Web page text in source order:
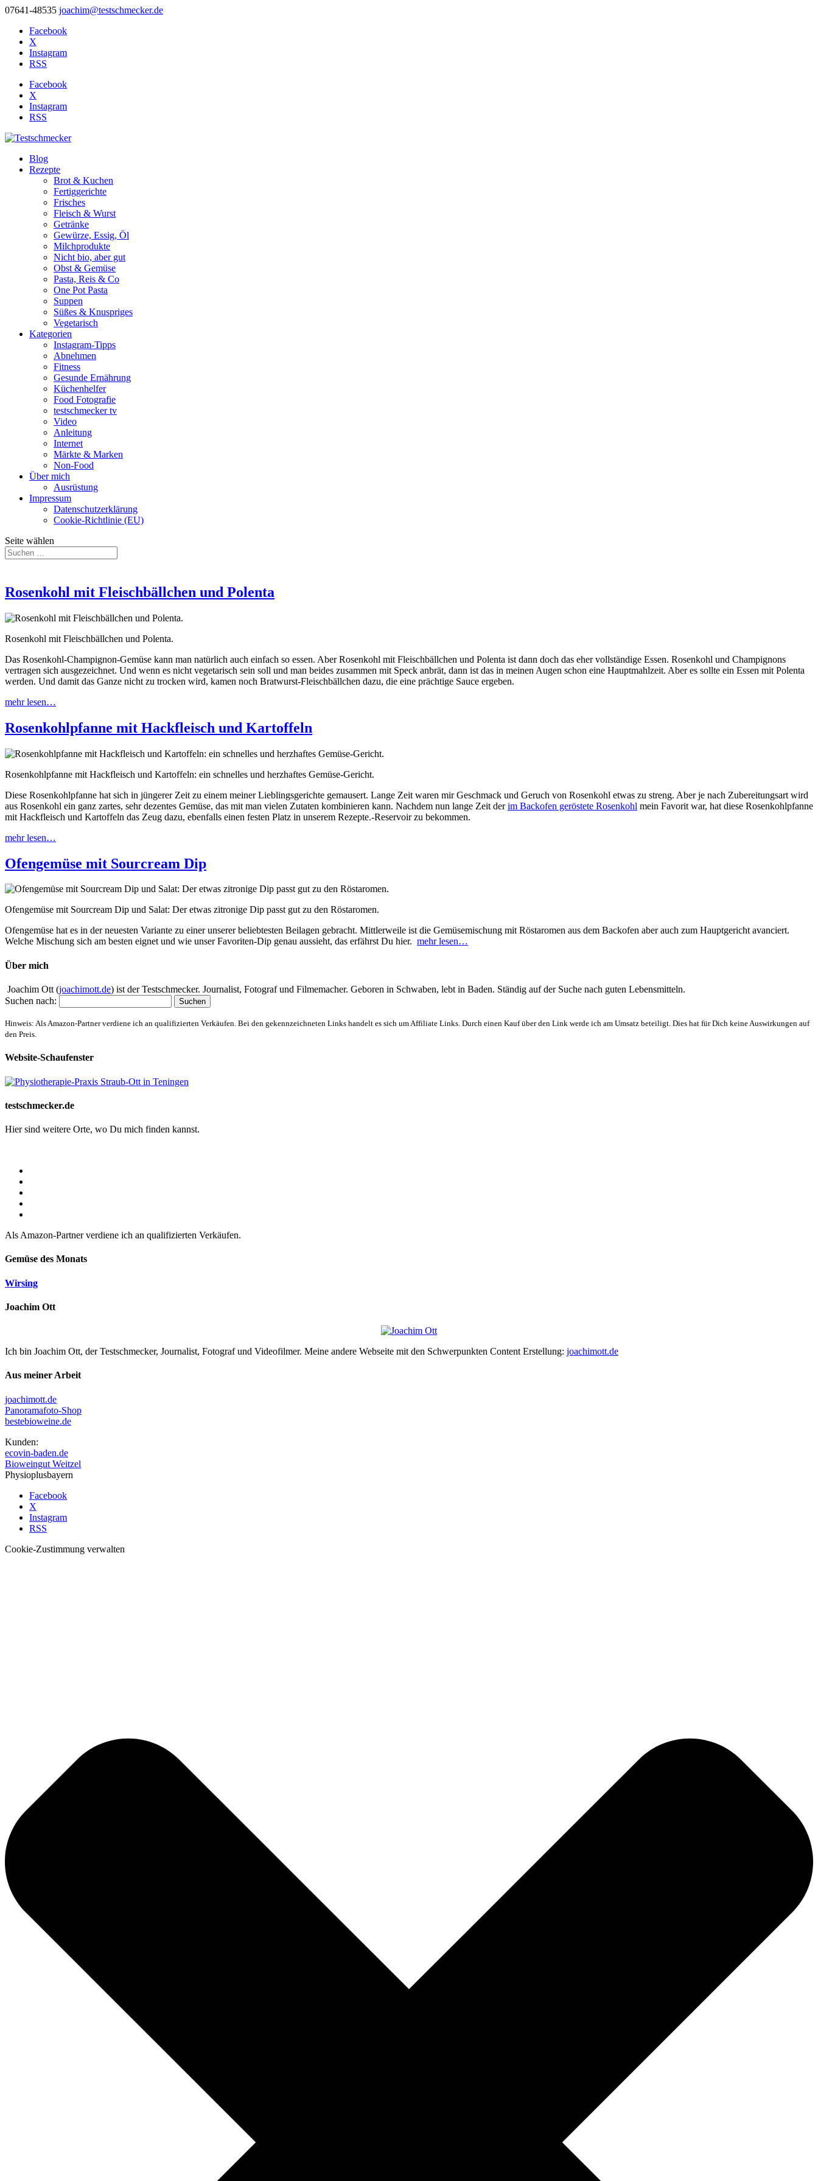
07641-48535 joachim@testschmecker.de
Facebook
X
Instagram
RSS
Facebook
X
Instagram
RSS
Blog
Rezepte
Brot & Kuchen
Fertiggerichte
Frisches
Fleisch & Wurst
Getränke
Gewürze, Essig, Öl
Milchprodukte
Nicht bio, aber gut
Obst & Gemüse
Pasta, Reis & Co
One Pot Pasta
Suppen
Süßes & Knuspriges
Vegetarisch
Kategorien
Instagram-Tipps
Abnehmen
Fitness
Gesunde Ernährung
Küchenhelfer
Food Fotografie
testschmecker tv
Video
Anleitung
Internet
Märkte & Marken
Non-Food
Über mich
Ausrüstung
Impressum
Datenschutzerklärung
Cookie-Richtlinie (EU)
Seite wählen
Rosenkohl mit Fleischbällchen und Polenta
Rosenkohl mit Fleischbällchen und Polenta.
Das Rosenkohl-Champignon-Gemüse kann man natürlich auch einfach so essen. Aber Rosenkohl mit Fleischbällchen und Polenta ist dann doch das eher vollständige Essen. Rosenkohl und Champignons
vertragen sich ausgezeichnet. Und wenn es nicht vegetarisch sein soll und man beides zusammen mit Speck anbrät, dann ist das in meinen Augen schon eine Hauptmahlzeit. Aber es sollte ein Essen mit Polenta
werden. Und damit das Ganze nicht zu trocken wird, kamen noch Bratwurst-Fleischbällchen dazu, die eine prächtige Sauce ergeben.
mehr lesen…
Rosenkohlpfanne mit Hackfleisch und Kartoffeln
Rosenkohlpfanne mit Hackfleisch und Kartoffeln: ein schnelles und herzhaftes Gemüse-Gericht.
Diese Rosenkohlpfanne hat sich in jüngerer Zeit zu einem meiner Lieblingsgerichte gemausert. Lange Zeit waren mir Geschmack und Geruch von Rosenkohl etwas zu streng. Aber je nach Zubereitungsart wird
aus Rosenkohl ein ganz zartes, sehr dezentes Gemüse, das mit man vielen Zutaten kombinieren kann. Nachdem nun lange Zeit derim Backofen geröstete Rosenkohl mein Favorit war, hat diese Rosenkohlpfanne
mit Hackfleisch und Kartoffeln das Zeug dazu, ebenfalls einen festen Platz in unserem Rezepte.-Reservoir zu bekommen.
mehr lesen…
Ofengemüse mit Sourcream Dip
Ofengemüse mit Sourcream Dip und Salat: Der etwas zitronige Dip passt gut zu den Röstaromen.
Ofengemüse hat es in der neuesten Variante zu einer unserer beliebtesten Beilagen gebracht. Mittlerweile ist die Gemüsemischung mit Röstaromen aus dem Backofen aber auch zum Hauptgericht avanciert.
Welche Mischung sich am besten eignet und wie unser Favoriten-Dip genau aussieht, das erfährst Du hier. mehr lesen…
Über mich
Joachim Ott (joachimott.de) ist der Testschmecker. Journalist, Fotograf und Filmemacher. Geboren in Schwaben, lebt in Baden. Ständig auf der Suche nach guten Lebensmitteln.
Suchen nach:
Hinweis: Als Amazon-Partner verdiene ich an qualifizierten Verkäufen. Bei den gekennzeichneten Links handelt es sich um Affiliate Links. Durch einen Kauf über den Link werde ich am Umsatz beteiligt. Dies hat für Dich keine Auswirkungen auf
den Preis.
Website-Schaufenster
testschmecker.de
Hier sind weitere Orte, wo Du mich finden kannst.
Als Amazon-Partner verdiene ich an qualifizierten Verkäufen.
Gemüse des Monats
Wirsing
Joachim Ott
Ich bin Joachim Ott, der Testschmecker, Journalist, Fotograf und Videofilmer. Meine andere Webseite mit den Schwerpunkten Content Erstellung: joachimott.de
Aus meiner Arbeit
joachimott.de
Panoramafoto-Shop
bestebioweine.de
Kunden:
ecovin-baden.de
Bioweingut Weitzel
Physioplusbayern
Facebook
X
Instagram
RSS
Cookie-Zustimmung verwalten